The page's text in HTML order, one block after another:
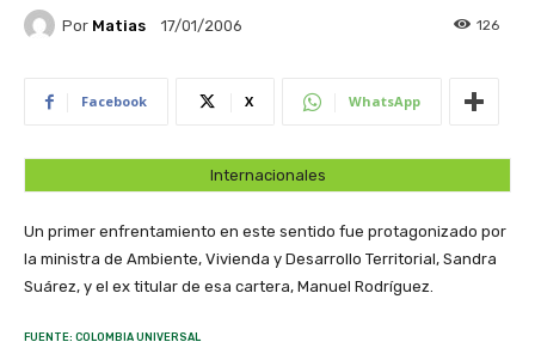
Por Matias 17/01/2006 126
Facebook X WhatsApp
Internacionales
Un primer enfrentamiento en este sentido fue protagonizado por
la ministra de Ambiente, Vivienda y Desarrollo Territorial, Sandra
Suárez, y el ex titular de esa cartera, Manuel Rodríguez.
FUENTE: COLOMBIA UNIVERSAL